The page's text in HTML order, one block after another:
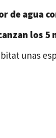
de agua
los 5
unas